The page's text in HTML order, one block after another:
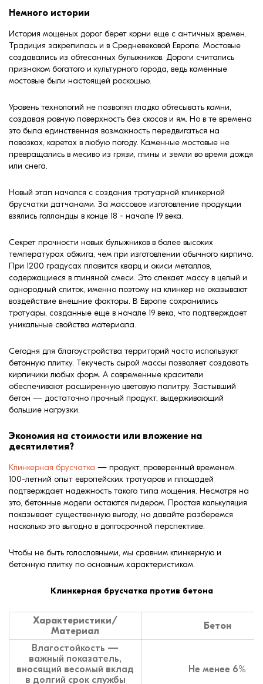
Клинкерная плитка
Ступени, крыльцо
Строительные
Немного истории
История мощеных дорог берет корни еще с античных времен.
Традиция закрепилась и в Средневековой Европе. Мостовые
создавались из обтесанных булыжников. Дороги считались
признаком богатого и культурного города, ведь каменные
мостовые были настоящей роскошью.
Уровень технологий не позволял гладко обтесывать камни,
создавая ровную поверхность без скосов и ям. Но в те времена
это была единственная возможность передвигаться на
повозках, каретах в любую погоду. Каменные мостовые не
превращались в месиво из грязи, глины и земли во время дождя
или снега.
Новый этап начался с создания тротуарной клинкерной
брусчатки датчанами. За массовое изготовление продукции
взялись голландцы в конце 18 - начале 19 века.
Секрет прочности новых булыжников в более высоких
температурах обжига, чем при изготовлении обычного кирпича.
При 1200 градусах плавится кварц и окиси металлов,
содержащиеся в глиняной смеси. Это спекает массу в целый и
однородный слиток, именно поэтому на клинкер не оказывают
воздействие внешние факторы. В Европе сохранились
тротуары, созданные еще в начале 19 века, что подтверждает
уникальные свойства материала.
Сегодня для благоустройства территорий часто используют
бетонную плитку. Текучесть сырой массы позволяет создавать
кирпичики любых форм. А современные красители
обеспечивают расширенную цветовую палитру. Застывший
бетон — достаточно прочный продукт, выдерживающий
большие нагрузки.
Экономия на стоимости или вложение на
десятилетия?
Клинкерная брусчатка — продукт, проверенный временем.
100-летний опыт европейских тротуаров и площадей
подтверждает надежность такого типа мощения. Несмотря на
это, бетонные модели остаются лидером. Простая калькуляция
показывает существенную выгоду, но давайте разберемся
насколько это выгодно в долгосрочной перспективе.
Чтобы не быть голословными, мы сравним клинкерную и
бетонную плитку по основным характеристикам.
Клинкерная брусчатка против бетона
Характеристики/
Материал
Бетон
Влагостойкость —
важный показатель,
вносящий весомый вклад
в долгий срок службы
Не менее 6%